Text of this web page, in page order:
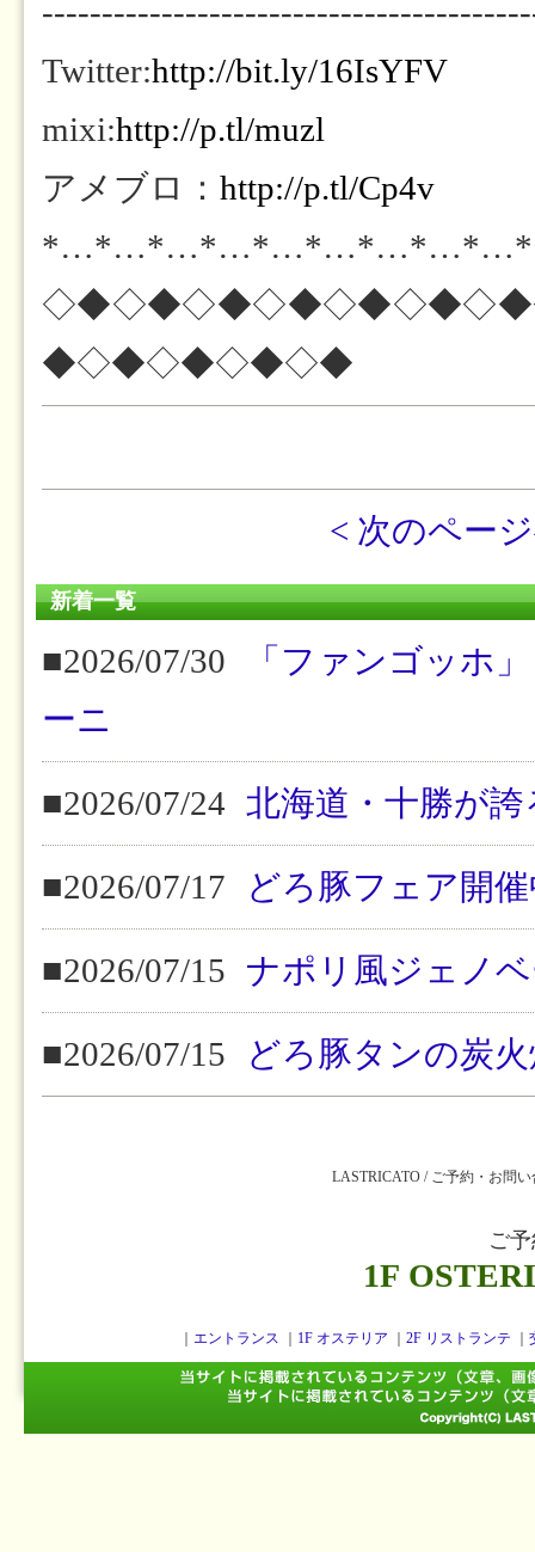
Twitter:http://bit.ly/16IsYFV
mixi:http://p.tl/muzl
アメブロ： http://p.tl/Cp4v
◆◇◆◇◆◇◆◇◆
< 次のペー
新着一覧
■2026/07/30
「ファンゴッホ
ーニ
■2026/07/24 北海道・十勝が
■2026/07/17 どろ豚フェア開
■2026/07/15 ナポリ風ジェノ
■2026/07/15 どろ豚タンの炭
LASTRICATO / ご予約・お問い
ご
1F
エントランス 1F オステリア 2F リストランテ